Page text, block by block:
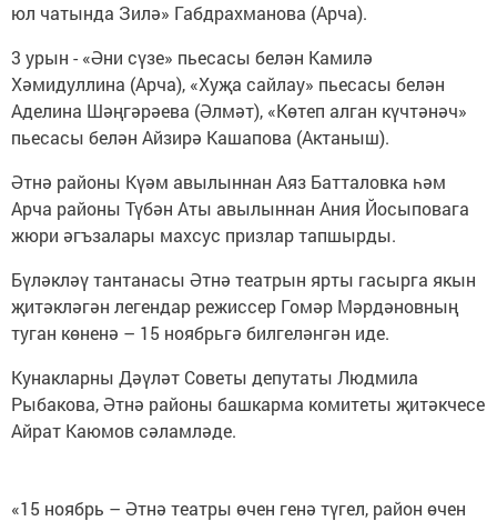
юл чатында Зилә» Габдрахманова (Арча).
3 урын - «Әни сүзе» пьесасы белән Камилә
Хәмидуллина (Арча), «Хуҗа сайлау» пьесасы белән
Аделина Шәңгәрәева (Әлмәт), «Көтеп алган күчтәнәч»
пьесасы белән Айзирә Кашапова (Актаныш).
Әтнә районы Күәм авылыннан Аяз Батталовка һәм
Арча районы Түбән Аты авылыннан Ания Йосыповага
жюри әгъзалары махсус призлар тапшырды.
Бүләкләү тантанасы Әтнә театрын ярты гасырга якын
җитәкләгән легендар режиссер Гомәр Мәрдәновның
туган көненә – 15 ноябрьгә билгеләнгән иде.
Кунакларны Дәүләт Советы депутаты Людмила
Рыбакова, Әтнә районы башкарма комитеты җитәкчесе
Айрат Каюмов сәламләде.
«15 ноябрь – Әтнә театры өчен генә түгел, район өчен